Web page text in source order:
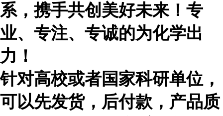
系，携手共创美好未来！专
业、专注、专诚的为化学出
力！
针对高校或者国家科研单位，
可以先发货，后付款，产品质